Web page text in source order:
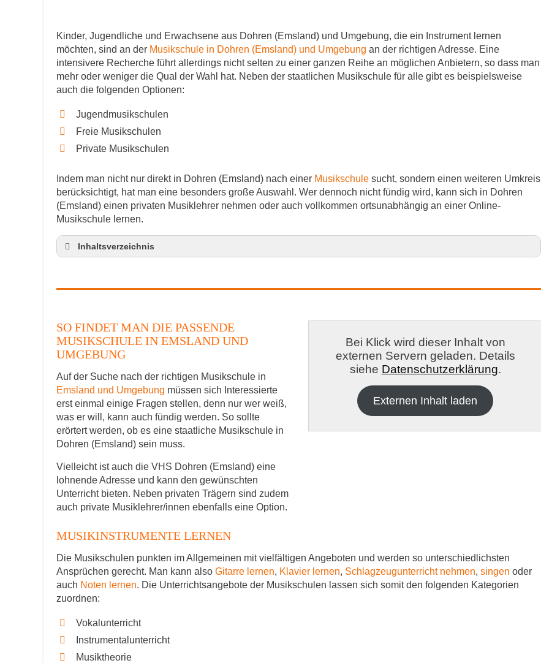
Kinder, Jugendliche und Erwachsene aus Dohren (Emsland) und Umgebung, die ein Instrument lernen
möchten, sind an der Musikschule in Dohren (Emsland) und Umgebung an der richtigen Adresse. Eine
intensivere Recherche führt allerdings nicht selten zu einer ganzen Reihe an möglichen Anbietern, so dass man
mehr oder weniger die Qual der Wahl hat. Neben der staatlichen Musikschule für alle gibt es beispielsweise
auch die folgenden Optionen:
Jugendmusikschulen
Freie Musikschulen
Private Musikschulen
Indem man nicht nur direkt in Dohren (Emsland) nach einer Musikschule sucht, sondern einen weiteren Umkreis
berücksichtigt, hat man eine besonders große Auswahl. Wer dennoch nicht fündig wird, kann sich in Dohren
(Emsland) einen privaten Musiklehrer nehmen oder auch vollkommen ortsunabhängig an einer Online-
Musikschule lernen.
Inhaltsverzeichnis
Musiklehrer Stellenangebote – Dohren
SO FINDET MAN DIE PASSENDE
MUSIKSCHULE IN EMSLAND UND
UMGEBUNG
Auf der Suche nach der richtigen Musikschule in
Emsland und Umgebung müssen sich Interessierte
erst einmal einige Fragen stellen, denn nur wer weiß,
was er will, kann auch fündig werden. So sollte
erörtert werden, ob es eine staatliche Musikschule in
Dohren (Emsland) sein muss.
Vielleicht ist auch die VHS Dohren (Emsland) eine
lohnende Adresse und kann den gewünschten
Unterricht bieten. Neben privaten Trägern sind zudem
auch private Musiklehrer/innen ebenfalls eine Option.
Bei Klick wird dieser Inhalt von
externen Servern geladen. Details
siehe Datenschutzerklärung.
Externen Inhalt laden
MUSIKINSTRUMENTE LERNEN
Die Musikschulen punkten im Allgemeinen mit vielfältigen Angeboten und werden so unterschiedlichsten
Ansprüchen gerecht. Man kann also Gitarre lernen, Klavier lernen, Schlagzeugunterricht nehmen, singen oder
auch Noten lernen. Die Unterrichtsangebote der Musikschulen lassen sich somit den folgenden Kategorien
zuordnen:
Vokalunterricht
Instrumentalunterricht
Musiktheorie